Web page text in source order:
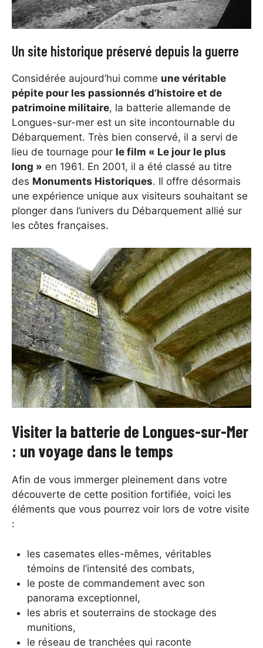
Un site historique préservé depuis la guerre
Considérée aujourd’hui comme une véritable
pépite pour les passionnés d’histoire et de
patrimoine militaire, la batterie allemande de
Longues-sur-mer est un site incontournable du
Débarquement. Très bien conservé, il a servi de
lieu de tournage pour le film « Le jour le plus
long » en 1961. En 2001, il a été classé au titre
des Monuments Historiques. Il offre désormais
une expérience unique aux visiteurs souhaitant se
plonger dans l’univers du Débarquement allié sur
les côtes françaises.
Visiter la batterie de Longues-sur-Mer
: un voyage dans le temps
Afin de vous immerger pleinement dans votre
découverte de cette position fortifiée, voici les
éléments que vous pourrez voir lors de votre visite
:
les casemates elles-mêmes, véritables
témoins de l’intensité des combats,
le poste de commandement avec son
panorama exceptionnel,
les abris et souterrains de stockage des
munitions,
le réseau de tranchées qui raconte